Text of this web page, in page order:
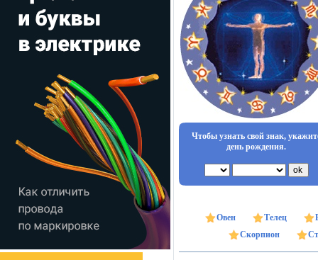
Чтобы узнать свой знак,
день рождения.
Овен Телец
Скорпион